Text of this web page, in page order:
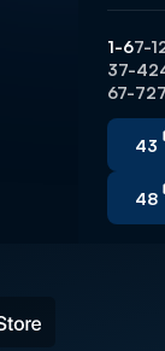
1-67-
37-42
67-72
43
48